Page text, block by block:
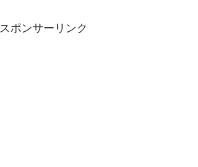
スポンサーリンク